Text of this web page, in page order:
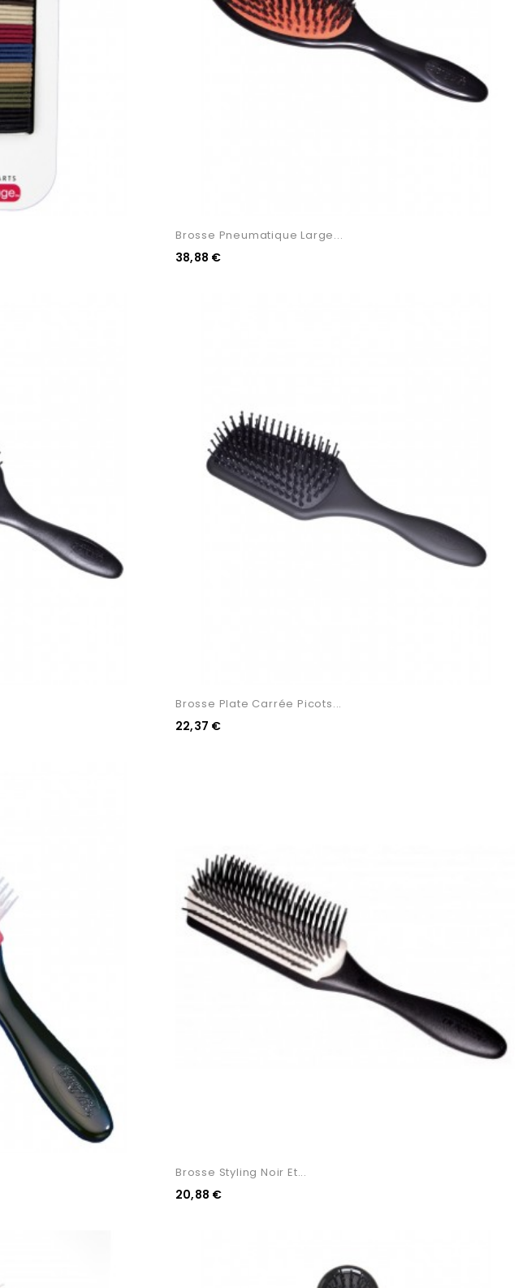
Brosse Pneumatique Large...
38,88 €
Brosse Plate Carrée Picots...
22,37 €
Brosse Styling Noir Et...
20,88 €